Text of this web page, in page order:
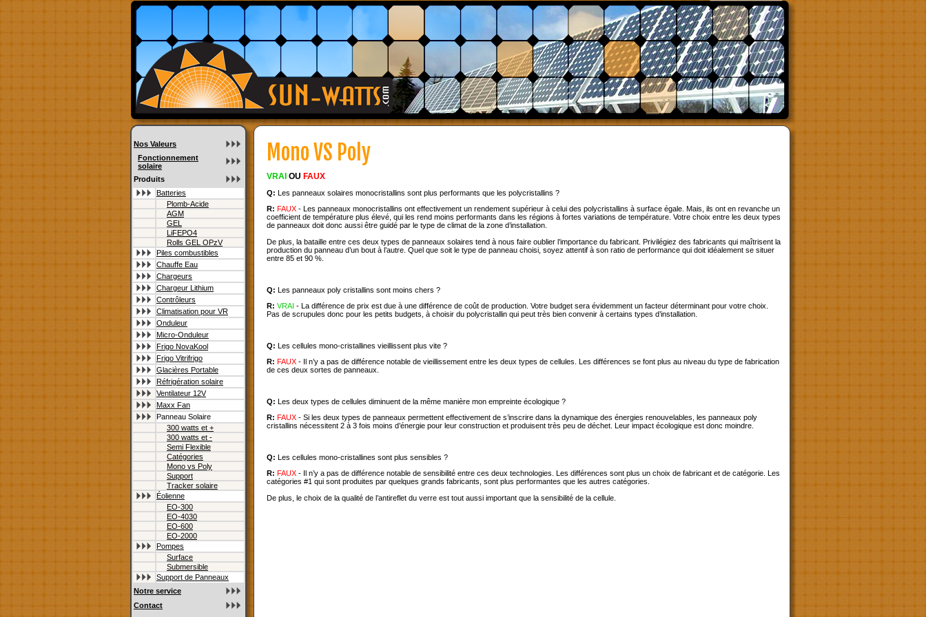
Nos Valeurs
Fonctionnement
solaire
Produits
Batteries
Plomb-Acide
AGM
GEL
LiFEPO4
Rolls GEL OPzV
Piles combustibles
Chauffe Eau
Chargeurs
Chargeur Lithium
Contrôleurs
Climatisation pour VR
Onduleur
Micro-Onduleur
Frigo NovaKool
Frigo Vitrifrigo
Glacières Portable
Réfrigération solaire
Ventilateur 12V
Maxx Fan
Panneau Solaire
300 watts et +
300 watts et -
Semi Flexible
Catégories
Mono vs Poly
Support
Tracker solaire
Éolienne
EO-300
EO-4030
EO-600
EO-2000
Pompes
Surface
Submersible
Support de Panneaux
Notre service
Contact
Mono VS Poly
VRAI OU FAUX
Q: Les panneaux solaires monocristallins sont plus performants que les polycristallins ?
R: FAUX - Les panneaux monocristallins ont effectivement un rendement supérieur à celui des polycristallins à surface égale. Mais, ils ont en revanche un
coefficient de température plus élevé, qui les rend moins performants dans les régions à fortes variations de température. Votre choix entre les deux types
de panneaux doit donc aussi être guidé par le type de climat de la zone d’installation.
De plus, la bataille entre ces deux types de panneaux solaires tend à nous faire oublier l’importance du fabricant. Privilégiez des fabricants qui maîtrisent la
production du panneau d’un bout à l’autre. Quel que soit le type de panneau choisi, soyez attentif à son ratio de performance qui doit idéalement se situer
entre 85 et 90 %.
Q: Les panneaux poly cristallins sont moins chers ?
R: VRAI - La différence de prix est due à une différence de coût de production. Votre budget sera évidemment un facteur déterminant pour votre choix.
Pas de scrupules donc pour les petits budgets, à choisir du polycristallin qui peut très bien convenir à certains types d’installation.
Q: Les cellules mono-cristallines vieillissent plus vite ?
R: FAUX - Il n’y a pas de différence notable de vieillissement entre les deux types de cellules. Les différences se font plus au niveau du type de fabrication
de ces deux sortes de panneaux.
Q: Les deux types de cellules diminuent de la même manière mon empreinte écologique ?
R: FAUX - Si les deux types de panneaux permettent effectivement de s’inscrire dans la dynamique des énergies renouvelables, les panneaux poly
cristallins nécessitent 2 à 3 fois moins d’énergie pour leur construction et produisent très peu de déchet. Leur impact écologique est donc moindre.
Q: Les cellules mono-cristallines sont plus sensibles ?
R: FAUX - Il n’y a pas de différence notable de sensibilité entre ces deux technologies. Les différences sont plus un choix de fabricant et de catégorie. Les
catégories #1 qui sont produites par quelques grands fabricants, sont plus performantes que les autres catégories.
De plus, le choix de la qualité de l’antireflet du verre est tout aussi important que la sensibilité de la cellule.